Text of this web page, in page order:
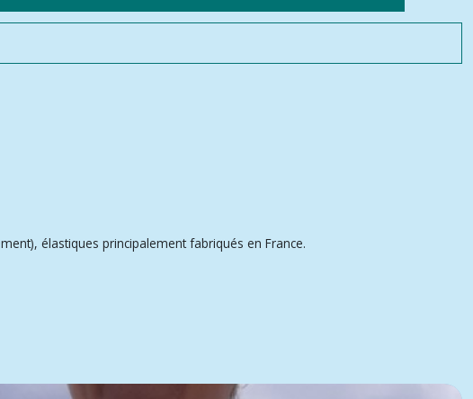
élastiques principalement fabriqués en France.